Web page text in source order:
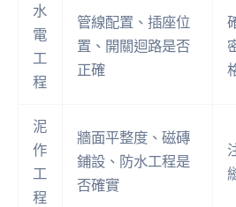
水
電
工
程
管線配置、插座位
置、開關迴路是否
正確
泥
作
工
程
牆面平整度、磁磚
鋪設、防水工程是
否確實